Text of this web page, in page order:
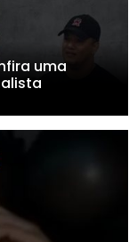
uma